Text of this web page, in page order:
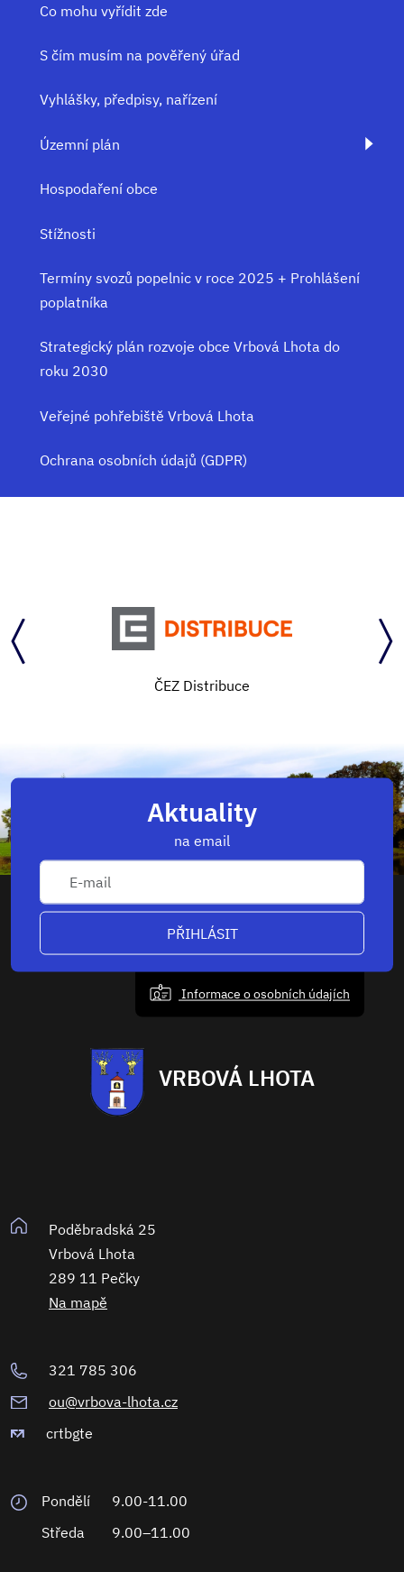
Co mohu vyřídit zde
S čím musím na pověřený úřad
Vyhlášky, předpisy, nařízení
Územní plán
Hospodaření obce
Stížnosti
Termíny svozů popelnic v roce 2025 + Prohlášení
poplatníka
Strategický plán rozvoje obce Vrbová Lhota do
roku 2030
Veřejné pohřebiště Vrbová Lhota
Ochrana osobních údajů (GDPR)
ČEZ Distribuce
Aktuality
na email
PŘIHLÁSIT
Informace o osobních údajích
VRBOVÁ LHOTA
Poděbradská 25
Vrbová Lhota
289 11 Pečky
Na mapě
321 785 306
ou@vrbova-lhota.cz
crtbgte
Pondělí
9.00-11.00
Středa
9.00–11.00